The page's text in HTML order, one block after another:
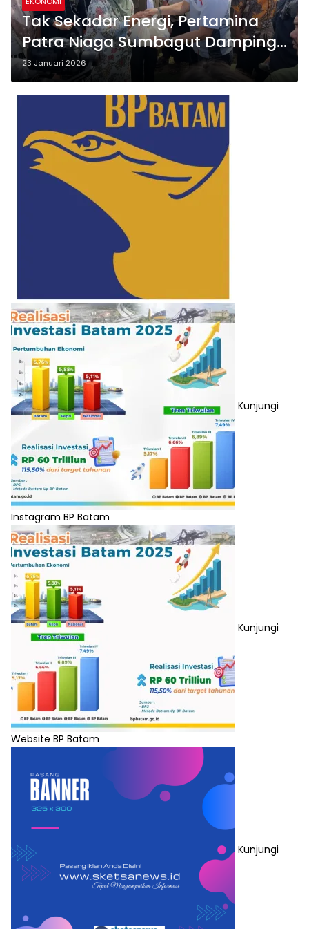
Tak Sekadar Energi, Pertamina
Patra Niaga Sumbagut Dampingi
Warga Huntara Ketapiang
Bangkit Pascabencana
23 Januari 2026
Kunjungi
Instagram BP Batam
Kunjungi
Website BP Batam
Kunjungi